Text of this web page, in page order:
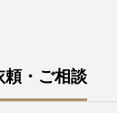
頼・ご相談